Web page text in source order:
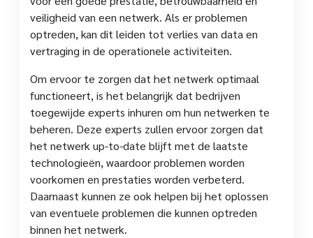
veiligheid van een netwerk. Als er problemen
optreden, kan dit leiden tot verlies van data en
vertraging in de operationele activiteiten.
Om ervoor te zorgen dat het netwerk optimaal
functioneert, is het belangrijk dat bedrijven
toegewijde experts inhuren om hun netwerken te
beheren. Deze experts zullen ervoor zorgen dat
het netwerk up-to-date blijft met de laatste
technologieën, waardoor problemen worden
voorkomen en prestaties worden verbeterd.
Daarnaast kunnen ze ook helpen bij het oplossen
van eventuele problemen die kunnen optreden
binnen het netwerk.